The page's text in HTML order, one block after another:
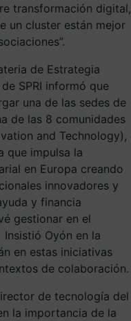
transformación digital,
un cluster están mejor
de Estrategia
SPRI informó que
una de las sedes de
de las 8 comunidades
and Technology),
que impulsa la
en Europa creando
innovadores y
y financia
gestionar en el
Oyón en la
en estas iniciativas
de colaboración.
de tecnología del
la importancia de la